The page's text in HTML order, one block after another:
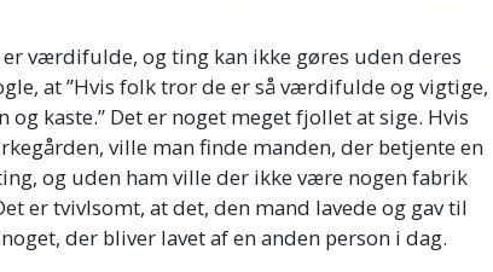
er værdifulde, og ting kan ikke gøres uden deres
at ”Hvis folk tror de er så værdifulde og vigtige,
og kaste.” Det er noget meget fjollet at sige. Hvis
ville man finde manden, der betjente en
og uden ham ville der ikke være nogen fabrik
er tvivlsomt, at det, den mand lavede og gav til
der bliver lavet af en anden person i dag.